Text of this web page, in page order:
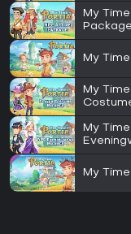
My
Package
My
My
My
My